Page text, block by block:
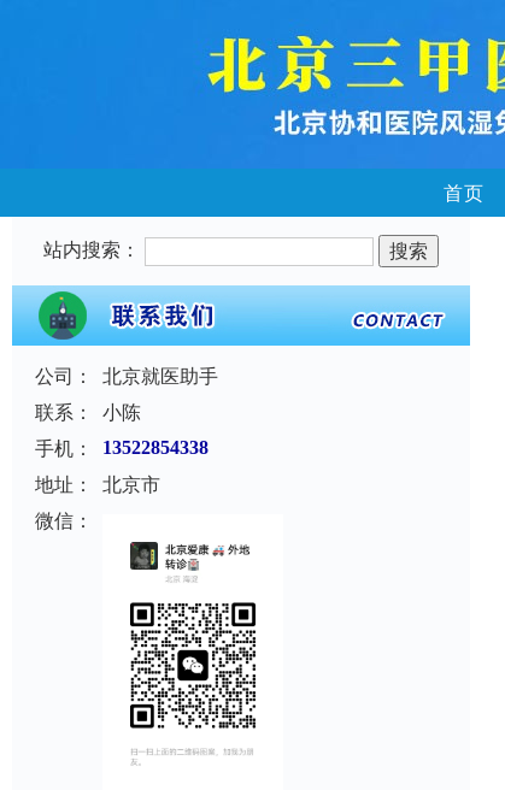
首页
站内搜索：
公司：
北京就医助手
联系：
小陈
手机：
13522854338
地址：
北京市
微信：